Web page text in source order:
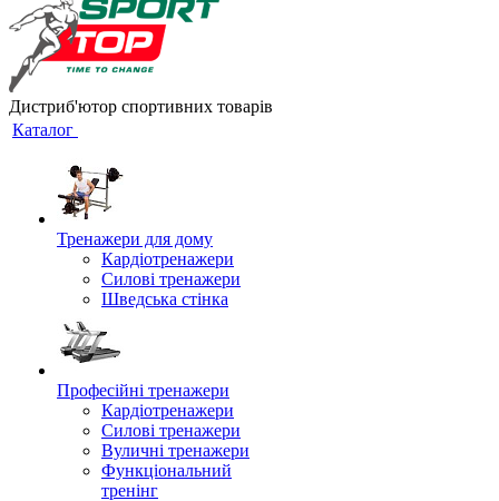
Дистриб'ютор спортивних товарів
Каталог
Тренажери для дому
Кардіотренажери
Силові тренажери
Шведська стінка
Професійні тренажери
Кардіотренажери
Силові тренажери
Вуличні тренажери
Функціональний
тренінг